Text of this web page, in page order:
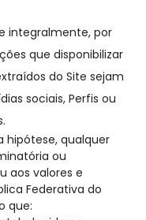
integralmente, por
que disponibilizar
do Site sejam
sociais, Perfis ou
hipótese, qualquer
ou
aos valores e
Federativa do
que: